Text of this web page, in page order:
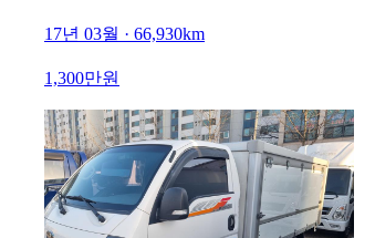
17년 03월 · 66,930km
1,300만원